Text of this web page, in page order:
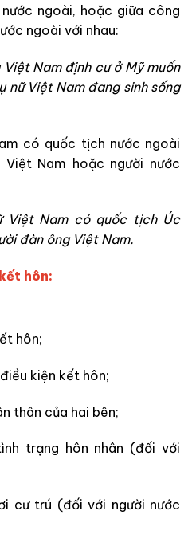
ngoài, hoặc giữa công
ngoài với nhau:
Nam định cư ở Mỹ muốn
nữ Việt Nam đang sinh sống
có quốc tịch nước ngoài
Nam hoặc người nước
Việt Nam có quốc tịch Úc
đàn ông Việt Nam.
hôn:
hôn;
kiện kết hôn;
thân của hai bên;
trạng hôn nhân (đối với
cư trú (đối với người nước